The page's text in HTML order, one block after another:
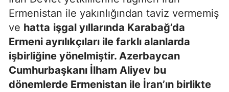
Ermenistan ile yakınlığından taviz vermemiş
ve hatta işgal yıllarında Karabağ’da
Ermeni ayrılıkçıları ile farklı alanlarda
işbirliğine yönelmiştir. Azerbaycan
Cumhurbaşkanı İlham Aliyev bu
dönemlerde Ermenistan ile İran’ın birlikte